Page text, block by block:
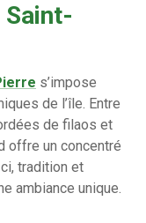
s’impose
de l’île. Entre
de filaos et
offre un concentré
tradition et
ambiance unique.